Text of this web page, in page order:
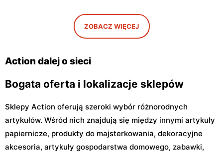
Warszawska 1
ZOBACZ WIĘCEJ
Action dalej o sieci
Bogata oferta i lokalizacje sklepów
Sklepy Action oferują szeroki wybór różnorodnych
artykułów. Wśród nich znajdują się między innymi artykuły
papiernicze, produkty do majsterkowania, dekoracyjne
akcesoria, artykuły gospodarstwa domowego, zabawki,